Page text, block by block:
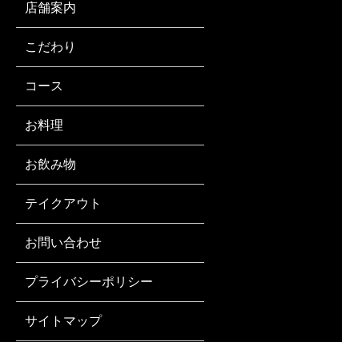
店舗案内
こだわり
コース
お料理
お飲み物
テイクアウト
お問い合わせ
プライバシーポリシー
サイトマップ